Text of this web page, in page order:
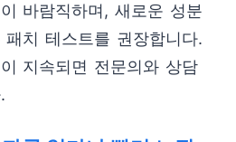
바람직하며, 새로운 성분
치 테스트를 권장합니다.
지속되면 전문의와 상담